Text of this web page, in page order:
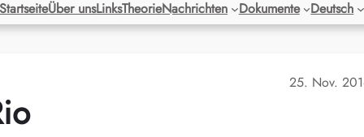
StartseiteÜber unsLinksTheorieNachrichten Dokumente Deutsch
25. Nov.